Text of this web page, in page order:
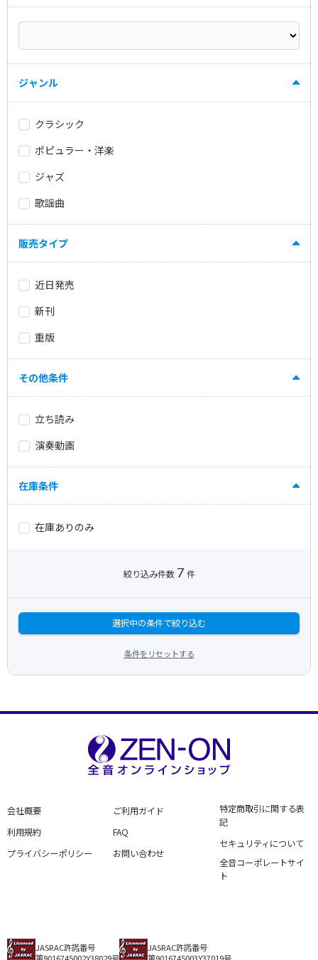
ジャンル
クラシック
ポピュラー・洋楽
ジャズ
歌謡曲
販売タイプ
近日発売
新刊
重版
その他条件
立ち読み
演奏動画
在庫条件
在庫ありのみ
絞り込み件数 7 件
選択中の条件で絞り込む
条件をリセットする
会社概要
利用規約
プライバシーポリシー
ご利用ガイド
FAQ
お問い合わせ
特定商取引に関する表
記
セキュリティについて
全音コーポレートサイ
ト
JASRAC許諾番号
JASRAC許諾番号